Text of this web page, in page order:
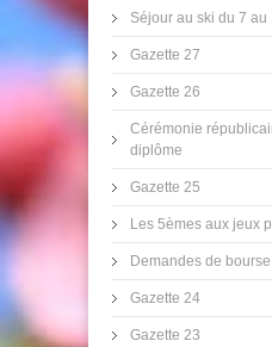
Séjour au ski du 7
Gazette 27
Gazette 26
Cérémonie
diplôme
Gazette 25
Les 5èmes aux jeux
Demandes de bourse
Gazette 24
Gazette 23